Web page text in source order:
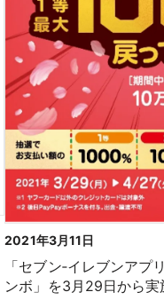
2021年3月11日
「セブン‐イレブンアプ
ンボ」を3月29日から実